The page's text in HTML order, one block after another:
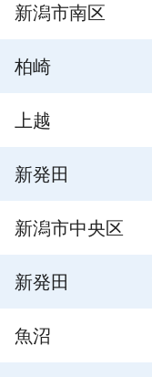
新潟市南区
柏崎
上越
新発田
新潟市中央区
新発田
魚沼